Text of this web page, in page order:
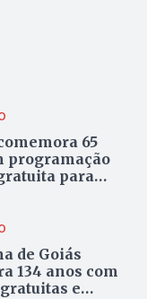
65
programação
para
de Goiás
134 anos com
e